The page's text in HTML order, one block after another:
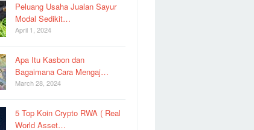
Peluang Usaha Jualan Sayur
Modal Sedikit…
April 1, 2024
Apa Itu Kasbon dan
Bagaimana Cara Mengaj…
March 28, 2024
5 Top Koin Crypto RWA ( Real
World Asset…